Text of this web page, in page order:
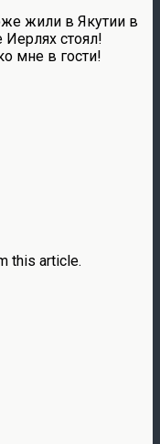
жили в Якутии в
стоял!
мне в гости!
this article.